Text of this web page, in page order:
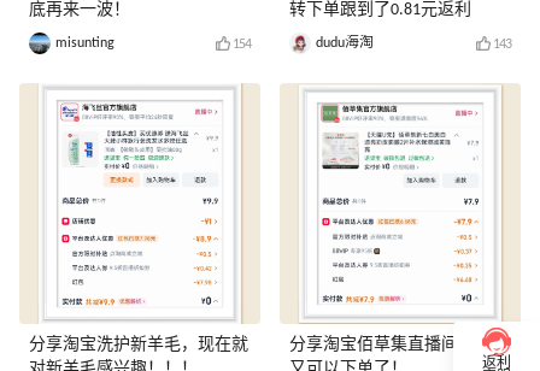
底再来一波！
misunting 154
分享淘宝洗护新羊毛，现在就
转下单跟到了0.81元返利
dudu海淘 143
分享淘宝佰草集直播间羊毛，
返利